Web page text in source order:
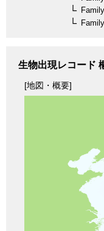
Family
Family
生物出現レコード
[地図・概要]